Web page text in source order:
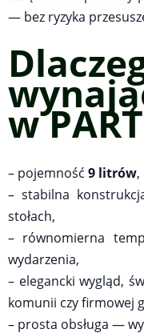
— bez ryzyka
w
– pojemność 9 litrów
– stabilna
stołach,
– równomierna
wydarzenia,
– elegancki wygląd,
komunii czy firmowej
– prosta obsługa —